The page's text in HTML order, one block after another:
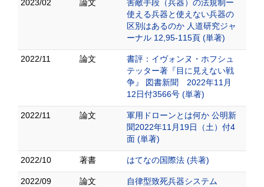
2023/02 論文
害敵手段（兵器）の法規制ー
使える兵器と使えない兵器の
区別はあるのか 人道研究ジャ
ーナル 12,95-115頁 (単著)
2022/11 論文
書評：イヴォンヌ・ホフシュ
テッター著『目に見えない戦
争』 図書新聞 2022年11月
12日付3566号 (単著)
2022/11 論文
軍用ドローンとは何か 公明新
聞2022年11月19日（土）付4
面 (単著)
2022/10 著書 はてなの国際法 (共著)
2022/09 論文
自律型致死兵器システム